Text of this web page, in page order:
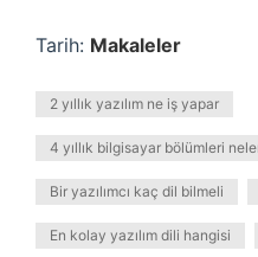
Tarih: Makaleler
2 yıllık yazılım ne iş yapar
4 yıllık bilgisayar bölümleri
Bir yazılımcı kaç dil bilmeli
En kolay yazılım dili hangisi